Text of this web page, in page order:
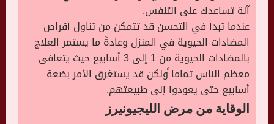
آلة تساعدك على التنفس.
عندما تبدأ في التحسن قد تتمكن من تناول أقراص
المضادات الحيوية في المنزل وعادةً ما يستمر العلاج
بالمضادات الحيوية من 1 إلى 3 أسابيع حيث يتعافى
معظم الناس تماما ًولكن قد يستغرق الأمر بضعة
أسابيع حتى يعودوا إلى طبيعتهم.
الوقاية من مرض الليجيونيرز